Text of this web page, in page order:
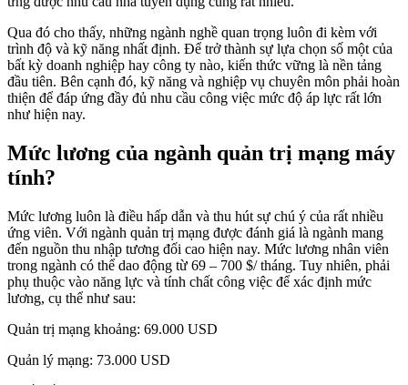
Qua đó cho thấy, những ngành nghề quan trọng luôn đi kèm với
trình độ và kỹ năng nhất định. Để trở thành sự lựa chọn số một của
bất kỳ doanh nghiệp hay công ty nào, kiến thức vững là nền tảng
đầu tiên. Bên cạnh đó, kỹ năng và nghiệp vụ chuyên môn phải hoàn
thiện để đáp ứng đầy đủ nhu cầu công việc mức độ áp lực rất lớn
như hiện nay.
Mức lương của ngành quản trị mạng máy
tính?
Mức lương luôn là điều hấp dẫn và thu hút sự chú ý của rất nhiều
ứng viên. Với ngành quản trị mạng được đánh giá là ngành mang
đến nguồn thu nhập tương đối cao hiện nay. Mức lương nhân viên
trong ngành có thể dao động từ 69 – 700 $/ tháng. Tuy nhiên, phải
phụ thuộc vào năng lực và tính chất công việc để xác định mức
lương, cụ thể như sau:
Quản trị mạng khoảng: 69.000 USD
Quản lý mạng: 73.000 USD